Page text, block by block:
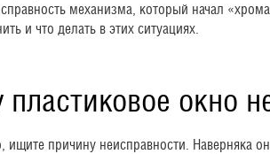
механизма, который начал
и что делать в этих ситуациях.
окно
ищите причину неисправности. Наверняка